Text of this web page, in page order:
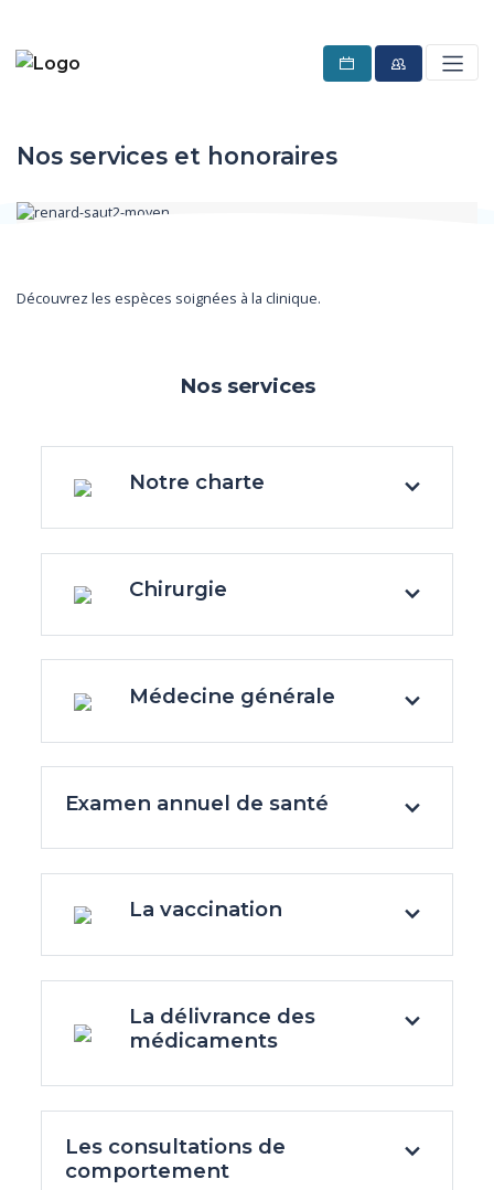
Nos services et honoraires
Découvrez les espèces soignées à la clinique.
Nos services
Notre charte
Chirurgie
Médecine générale
Examen annuel de santé
La vaccination
La délivrance des
médicaments
Les consultations de
comportement